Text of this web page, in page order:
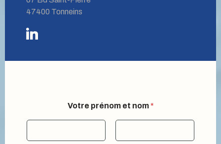
47400 Tonneins
o
Votre prénom et nom *